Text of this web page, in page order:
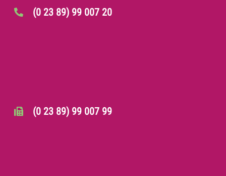
(0 23 89) 99 007 20
(0 23 89) 99 007 99